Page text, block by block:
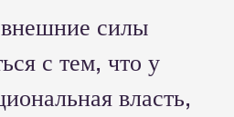
силы
с тем, что у
власть,